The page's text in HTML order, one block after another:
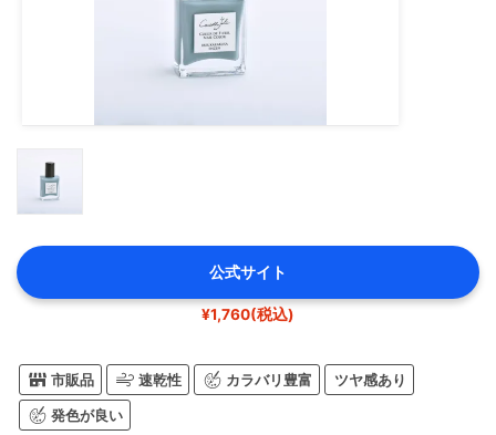
公式サイト
¥1,760(税込)
市販品 速乾性 カラバリ豊富 ツヤ感あり
発色が良い